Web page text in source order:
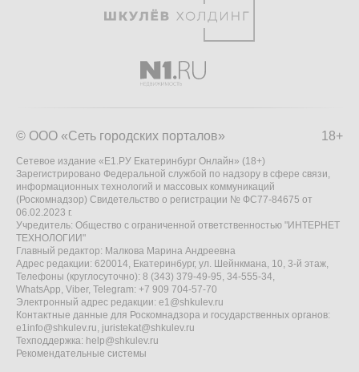
18+
© ООО «Сеть городских порталов»
Сетевое издание «Е1.РУ Екатеринбург Онлайн» (18+)
Зарегистрировано Федеральной службой по надзору в сфере связи,
информационных технологий и массовых коммуникаций
(Роскомнадзор) Свидетельство о регистрации № ФС77-84675 от
06.02.2023 г.
Учредитель: Общество с ограниченной ответственностью "ИНТЕРНЕТ
ТЕХНОЛОГИИ"
Главный редактор: Малкова Марина Андреевна
Адрес редакции: 620014, Екатеринбург, ул. Шейнкмана, 10, 3-й этаж,
Телефоны (круглосуточно): 8 (343) 379-49-95, 34-555-34,
WhatsApp, Viber, Telegram: +7 909 704-57-70
Электронный адрес редакции: e1@shkulev.ru
Контактные данные для Роскомнадзора и государственных органов:
e1info@shkulev.ru, juristekat@shkulev.ru
Техподдержка: help@shkulev.ru
Рекомендательные системы